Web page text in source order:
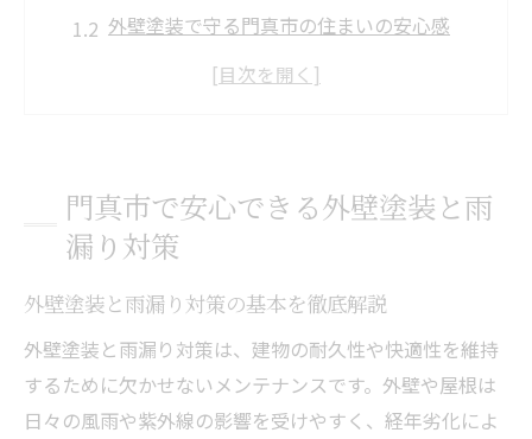
外壁塗装で守る門真市の住まいの安心感
雨漏り修理に強い外壁塗装業者の特徴とは
外壁塗装で雨漏り解消できるメカニズム
雨漏り防止に最適な外壁塗装の種類とは
外壁塗装と同時に行う防水工事の重要性
外壁塗装で失敗しないためのチェックリス
ト
外壁塗装による雨漏り対策の最新動向
門真市で安心できる外壁塗装と雨
漏り対策
外壁塗装と雨漏り対策の基本を徹底解説
外壁塗装と雨漏り対策は、建物の耐久性や快適性を維持
するために欠かせないメンテナンスです。外壁や屋根は
日々の風雨や紫外線の影響を受けやすく、経年劣化によ